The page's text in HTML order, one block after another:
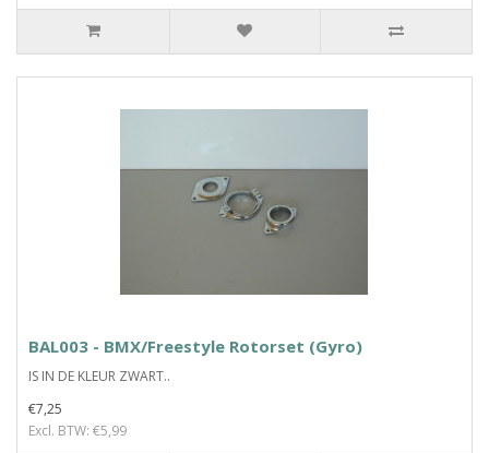
BAL003 - BMX/Freestyle Rotorset (Gyro)
IS IN DE KLEUR ZWART..
€7,25
Excl. BTW: €5,99